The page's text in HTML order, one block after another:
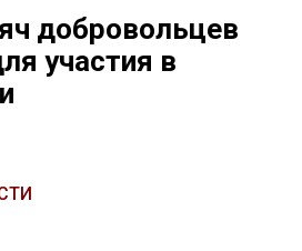
добровольцев
участия в